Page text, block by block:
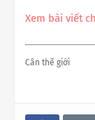
Xem bài viết
Cân thế giới